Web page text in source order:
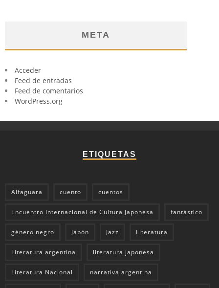
META
Acceder
Feed de entradas
Feed de comentarios
WordPress.org
ETIQUETAS
Alfaguara cuento cuentos
Encuentro Internacional de Cultura Japonesa fantástico
género negro Japón Jazz Literatura
Literatura argentina literatura japonesa
Literatura Nacional narrativa argentina